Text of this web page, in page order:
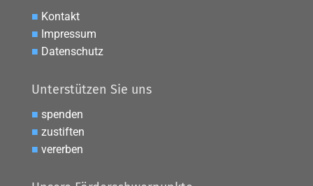
■ Kontakt
■ Impressum
■ Datenschutz
Unterstützen Sie uns
■ spenden
■ zustiften
■ vererben